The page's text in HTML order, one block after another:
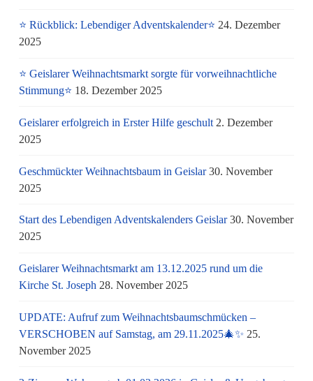
⭐ Rückblick: Lebendiger Adventskalender⭐ 24. Dezember
2025
⭐ Geislarer Weihnachtsmarkt sorgte für vorweihnachtliche
Stimmung⭐ 18. Dezember 2025
Geislarer erfolgreich in Erster Hilfe geschult 2. Dezember
2025
Geschmückter Weihnachtsbaum in Geislar 30. November
2025
Start des Lebendigen Adventskalenders Geislar 30. November
2025
Geislarer Weihnachtsmarkt am 13.12.2025 rund um die
Kirche St. Joseph 28. November 2025
UPDATE: Aufruf zum Weihnachtsbaumschmücken –
VERSCHOBEN auf Samstag, am 29.11.2025🎄✨ 25.
November 2025